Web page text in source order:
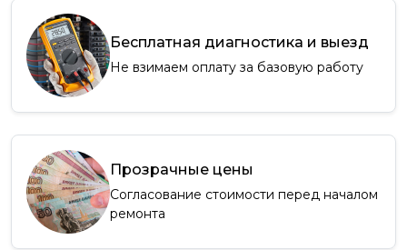
Бесплатная диагностика и выезд
Не взимаем оплату за базовую работу
Прозрачные цены
Согласование стоимости перед началом
ремонта